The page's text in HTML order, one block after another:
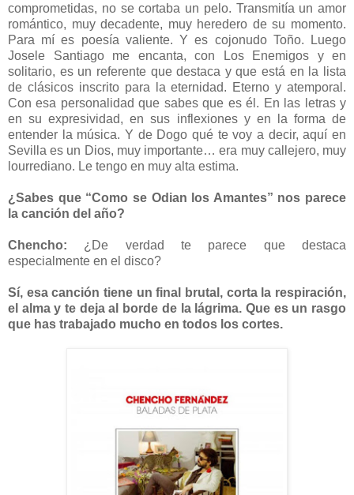
comprometidas, no se cortaba un pelo. Transmitía un amor
romántico, muy decadente, muy heredero de su momento.
Para mí es poesía valiente. Y es cojonudo Toño. Luego
Josele Santiago me encanta, con Los Enemigos y en
solitario, es un referente que destaca y que está en la lista
de clásicos inscrito para la eternidad. Eterno y atemporal.
Con esa personalidad que sabes que es él. En las letras y
en su expresividad, en sus inflexiones y en la forma de
entender la música. Y de Dogo qué te voy a decir, aquí en
Sevilla es un Dios, muy importante… era muy callejero, muy
lourrediano. Le tengo en muy alta estima.
¿Sabes que “Como se Odian los Amantes” nos parece
la canción del año?
Chencho: ¿De verdad te parece que destaca
especialmente en el disco?
Sí, esa canción tiene un final brutal, corta la respiración,
el alma y te deja al borde de la lágrima. Que es un rasgo
que has trabajado mucho en todos los cortes.